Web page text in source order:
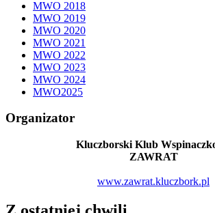
MWO 2018
MWO 2019
MWO 2020
MWO 2021
MWO 2022
MWO 2023
MWO 2024
MWO2025
Organizator
Kluczborski Klub
ZAWRAT
www.zawrat.kluczbork.pl